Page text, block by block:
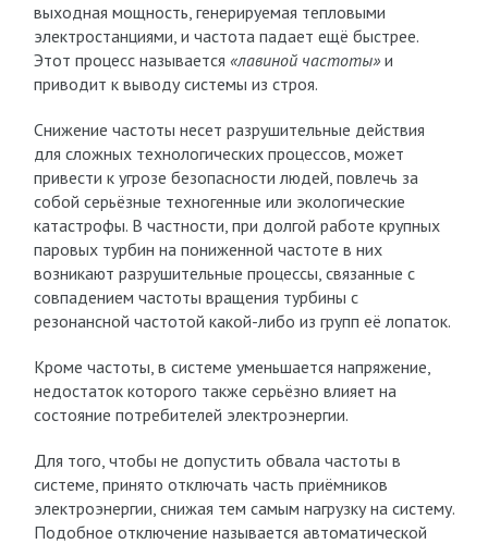
выходная мощность, генерируемая тепловыми
электростанциями, и частота падает ещё быстрее.
Этот процесс называется «лавиной частоты»и
приводит к выводу системы из строя.
Снижение частоты несет разрушительные действия
для сложных технологических процессов, может
привести к угрозе безопасности людей, повлечь за
собой серьёзные техногенные или экологические
катастрофы. В частности, при долгой работе крупных
паровых турбин на пониженной частоте в них
возникают разрушительные процессы, связанные с
совпадением частоты вращения турбины с
резонансной частотой какой-либо из групп её лопаток.
Кроме частоты, в системе уменьшается напряжение,
недостаток которого также серьёзно влияет на
состояние потребителей электроэнергии.
Для того, чтобы не допустить обвала частоты в
системе, принято отключать часть приёмников
электроэнергии, снижая тем самым нагрузку на систему.
Подобное отключение называется автоматической